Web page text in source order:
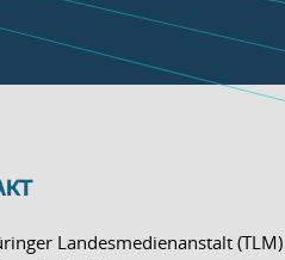
Landesmedienanstalt (TLM)